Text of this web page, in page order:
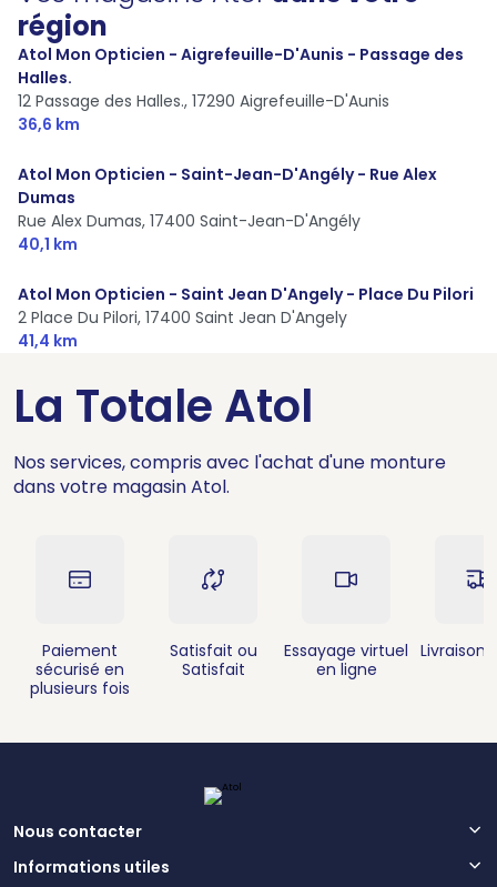
région
Atol Mon Opticien - Aigrefeuille-D'Aunis - Passage des
Halles.
12 Passage des Halles., 17290 Aigrefeuille-D'Aunis
36,6 km
Atol Mon Opticien - Saint-Jean-D'Angély - Rue Alex
Dumas
Rue Alex Dumas, 17400 Saint-Jean-D'Angély
40,1 km
Atol Mon Opticien - Saint Jean D'Angely - Place Du Pilori
2 Place Du Pilori, 17400 Saint Jean D'Angely
41,4 km
La Totale Atol
Nos services, compris avec l'achat d'une monture
dans votre magasin Atol.
Paiement
sécurisé en
plusieurs fois
Satisfait ou
Satisfait
Essayage virtuel
en ligne
Livraison
Nous contacter
Informations utiles